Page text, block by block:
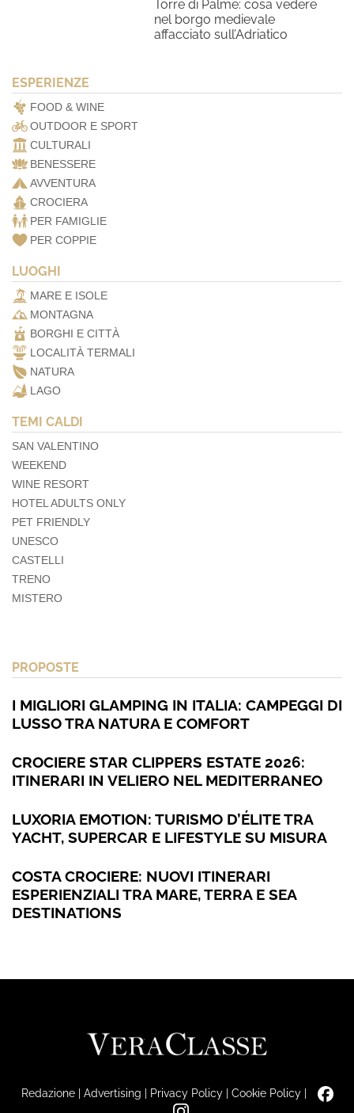
Torre di Palme: cosa vedere
nel borgo medievale
affacciato sull’Adriatico
ESPERIENZE
FOOD & WINE
OUTDOOR E SPORT
CULTURALI
BENESSERE
AVVENTURA
CROCIERA
PER FAMIGLIE
PER COPPIE
LUOGHI
MARE E ISOLE
MONTAGNA
BORGHI E CITTÀ
LOCALITÀ TERMALI
NATURA
LAGO
TEMI CALDI
SAN VALENTINO
WEEKEND
WINE RESORT
HOTEL ADULTS ONLY
PET FRIENDLY
UNESCO
CASTELLI
TRENO
MISTERO
PROPOSTE
I MIGLIORI GLAMPING IN ITALIA: CAMPEGGI DI
LUSSO TRA NATURA E COMFORT
CROCIERE STAR CLIPPERS ESTATE 2026:
ITINERARI IN VELIERO NEL MEDITERRANEO
LUXORIA EMOTION: TURISMO D’ÉLITE TRA
YACHT, SUPERCAR E LIFESTYLE SU MISURA
COSTA CROCIERE: NUOVI ITINERARI
ESPERIENZIALI TRA MARE, TERRA E SEA
DESTINATIONS
Redazione| Advertising | Privacy Policy| Cookie Policy|